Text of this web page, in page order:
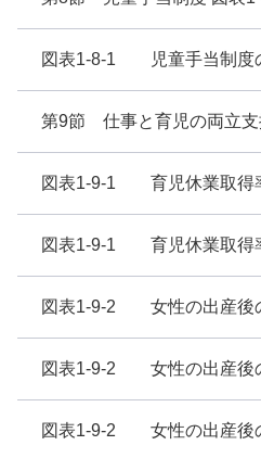
図表1-8-1 児童手当制度
第9節 仕事と育児の両立支
図表1-9-1 育児休業取得
図表1-9-1 育児休業取得
図表1-9-2 女性の出産後
図表1-9-2 女性の出産後
図表1-9-2 女性の出産後